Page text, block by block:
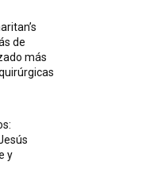
de
más
y